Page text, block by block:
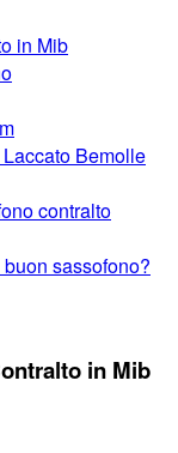
in Mib
Bemolle
contralto
sassofono?
in Mib